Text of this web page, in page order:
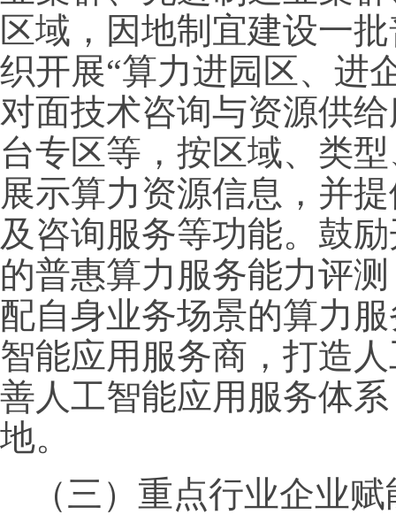
区域，因地制宜建设一
织开展“算力进园区、进
对面技术咨询与资源供
台专区等，按区域、类
展示算力资源信息，并
及咨询服务等功能。鼓
的普惠算力服务能力评
配自身业务场景的算力
智能应用服务商，打造
善人工智能应用服务体
地。
（三）重点行业企业